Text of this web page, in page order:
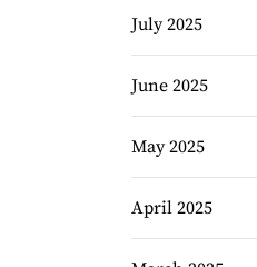
July 2025
June 2025
May 2025
April 2025